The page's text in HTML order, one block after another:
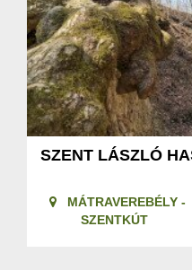
SZENT LÁSZLÓ
MÁTRAVEREBÉLY -
SZENTKÚT